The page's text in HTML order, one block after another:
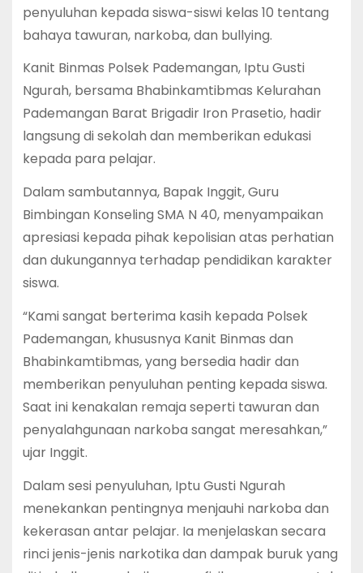
penyuluhan kepada siswa-siswi kelas 10 tentang
bahaya tawuran, narkoba, dan bullying.
Kanit Binmas Polsek Pademangan, Iptu Gusti
Ngurah, bersama Bhabinkamtibmas Kelurahan
Pademangan Barat Brigadir Iron Prasetio, hadir
langsung di sekolah dan memberikan edukasi
kepada para pelajar.
Dalam sambutannya, Bapak Inggit, Guru
Bimbingan Konseling SMA N 40, menyampaikan
apresiasi kepada pihak kepolisian atas perhatian
dan dukungannya terhadap pendidikan karakter
siswa.
“Kami sangat berterima kasih kepada Polsek
Pademangan, khususnya Kanit Binmas dan
Bhabinkamtibmas, yang bersedia hadir dan
memberikan penyuluhan penting kepada siswa.
Saat ini kenakalan remaja seperti tawuran dan
penyalahgunaan narkoba sangat meresahkan,”
ujar Inggit.
Dalam sesi penyuluhan, Iptu Gusti Ngurah
menekankan pentingnya menjauhi narkoba dan
kekerasan antar pelajar. Ia menjelaskan secara
rinci jenis-jenis narkotika dan dampak buruk yang